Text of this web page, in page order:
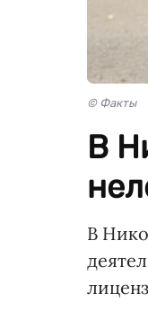
© Факты
В
В